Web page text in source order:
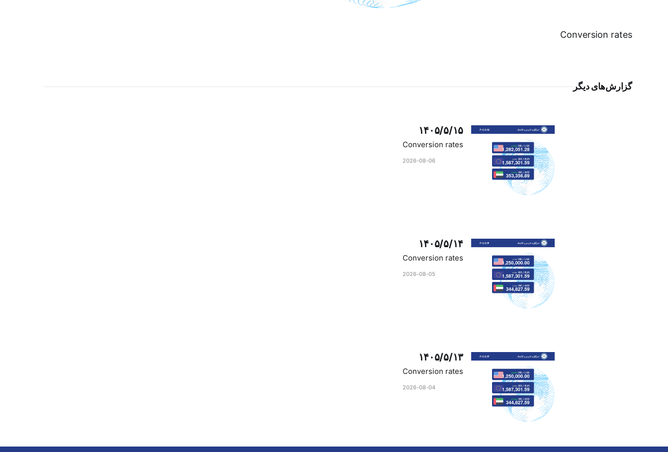
Conversion rates
گزارش‌های دیگر
۱۴۰۵/۵/۱۵
Conversion rates
2026-08-06
۱۴۰۵/۵/۱۴
Conversion rates
2026-08-05
۱۴۰۵/۵/۱۳
Conversion rates
2026-08-04